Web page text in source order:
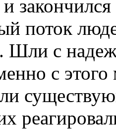
поток
Шли с
с